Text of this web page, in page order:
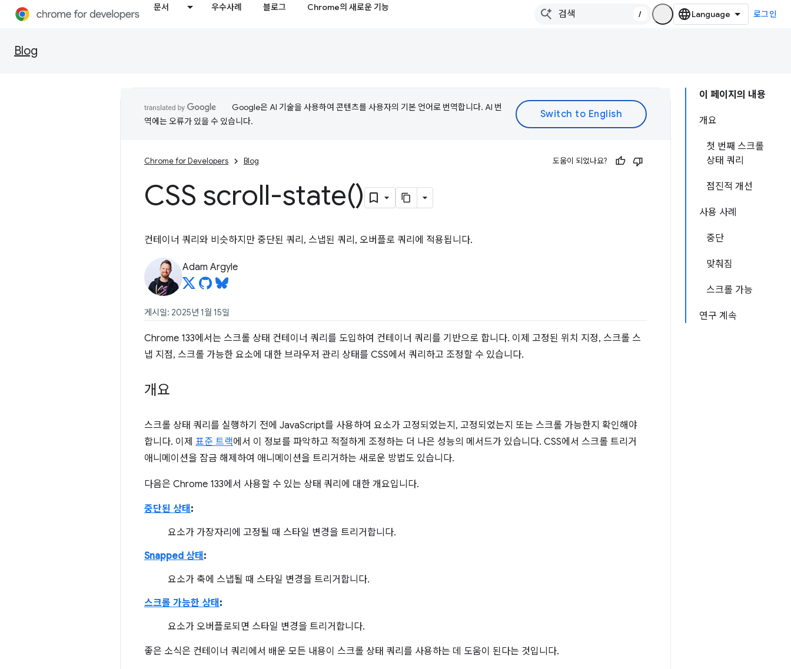
문서 우수사례 블로그 Chrome의 새로운 기능
/ 로그인
Blog
이 페이지의 내용
개요
첫 번째 스크롤
상태 쿼리
점진적 개선
사용 사례
중단
맞춰짐
스크롤 가능
연구 계속
Google은 AI 기술을 사용하여 콘텐츠를 사용자의 기본 언어로 번역합니다. AI 번
역에는 오류가 있을 수 있습니다.
Chrome for Developers Blog 도움이 되었나요?
CSS scroll-state()
컨테이너 쿼리와 비슷하지만 중단된 쿼리, 스냅된 쿼리, 오버플로 쿼리에 적용됩니다.
Adam Argyle
게시일: 2025년 1월 15일
Chrome 133에서는 스크롤 상태 컨테이너 쿼리를 도입하여 컨테이너 쿼리를 기반으로 합니다. 이제 고정된 위치 지정, 스크롤 스
냅 지점, 스크롤 가능한 요소에 대한 브라우저 관리 상태를 CSS에서 쿼리하고 조정할 수 있습니다.
개요
스크롤 상태 쿼리를 실행하기 전에 JavaScript를 사용하여 요소가 고정되었는지, 고정되었는지 또는 스크롤 가능한지 확인해야
합니다. 이제 표준 트랙에서 이 정보를 파악하고 적절하게 조정하는 더 나은 성능의 메서드가 있습니다. CSS에서 스크롤 트리거
애니메이션을 잠금 해제하여 애니메이션을 트리거하는 새로운 방법도 있습니다.
다음은 Chrome 133에서 사용할 수 있는 상태 쿼리에 대한 개요입니다.
중단된 상태 :
요소가 가장자리에 고정될 때 스타일 변경을 트리거합니다.
Snapped 상태 :
요소가 축에 스냅될 때 스타일 변경을 트리거합니다.
스크롤 가능한 상태 :
요소가 오버플로되면 스타일 변경을 트리거합니다.
좋은 소식은 컨테이너 쿼리에서 배운 모든 내용이 스크롤 상태 쿼리를 사용하는 데 도움이 된다는 것입니다.